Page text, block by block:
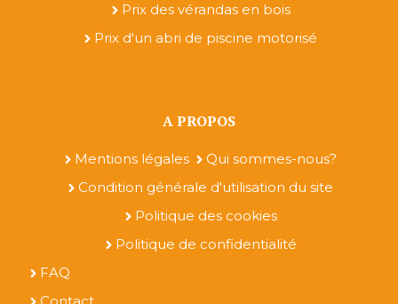
Prix des vérandas en bois
Prix d'un abri de piscine motorisé
A PROPOS
Mentions légales
Qui sommes-nous?
Condition générale d'utilisation du site
Politique des cookies
Politique de confidentialité
FAQ